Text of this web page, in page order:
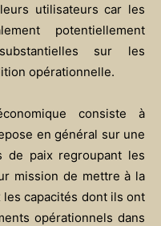
utilisateurs car les
potentiellement
sur les
opérationnelle.
consiste à
en général sur une
de paix regroupant les
mission de mettre à la
les capacités dont ils ont
opérationnels dans